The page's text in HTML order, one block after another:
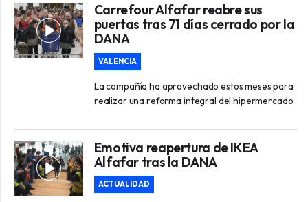
Carrefour Alfafar reabre sus
puertas tras 71 días cerrado por la
DANA
VALENCIA
La compañía ha aprovechado estos meses para
realizar una reforma integral del hipermercado
Emotiva reapertura de IKEA
Alfafar tras la DANA
ACTUALIDAD